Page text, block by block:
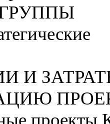
И
проекты